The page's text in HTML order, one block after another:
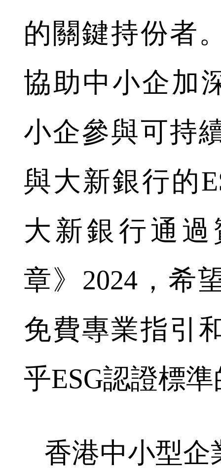
的關鍵持份者
協助中小企加
小企參與可持
與大新銀行的
大新銀行通過
章》2024，希
免費專業指引
乎ESG認證標
香港中小型企